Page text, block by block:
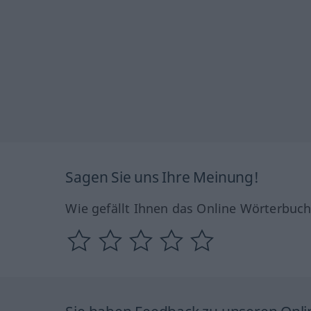
Sagen Sie uns Ihre Meinung!
Wie gefällt Ihnen das Online